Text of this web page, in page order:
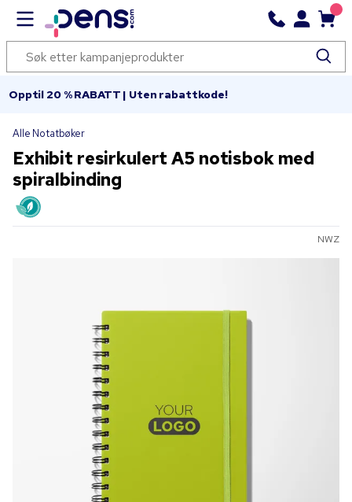
Opptil 20 % RABATT | Uten rabattkode!
Alle Notatbøker
Exhibit resirkulert A5 notisbok med
spiralbinding
NWZ